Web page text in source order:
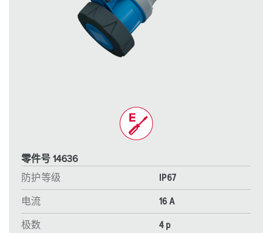
零件号 14636
防护等级
IP67
电流 16 A
极数 4 p